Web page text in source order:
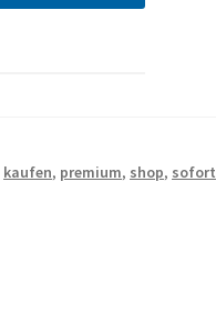
kaufen, premium, shop, sofort